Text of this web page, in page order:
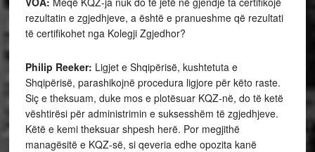
rezultatin e zgjedhjeve, a është e pranueshme që rezultati
të certifikohet nga Kolegji Zgjedhor?
Philip Reeker: Ligjet e Shqipërisë, kushtetuta e
Shqipërisë, parashikojnë procedura ligjore për këto raste.
Siç e theksuam, duke mos e plotësuar KQZ-në, do të ketë
vështirësi për administrimin e suksesshëm të zgjedhjeve.
Këtë e kemi theksuar shpesh herë. Por megjithë
managësitë e KQZ-së, si qeveria edhe opozita kanë